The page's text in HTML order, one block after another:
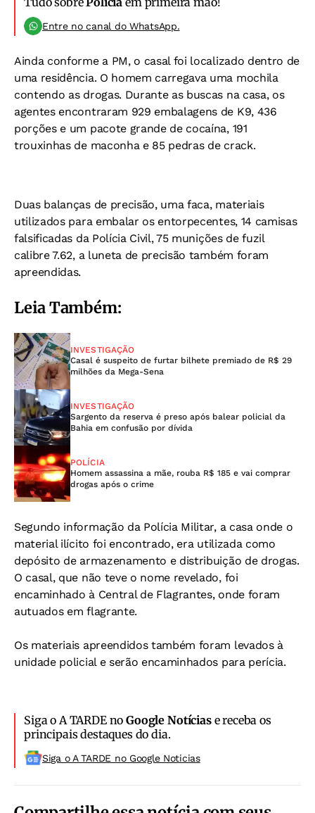
Entre no canal do WhatsApp.
Ainda conforme a PM, o casal foi localizado dentro de
uma residência. O homem carregava uma mochila
contendo as drogas. Durante as buscas na casa, os
agentes encontraram 929 embalagens de K9, 436
porções e um pacote grande de cocaína, 191
trouxinhas de maconha e 85 pedras de crack.
Duas balanças de precisão, uma faca, materiais
utilizados para embalar os entorpecentes, 14 camisas
falsificadas da Polícia Civil, 75 munições de fuzil
calibre 7.62, a luneta de precisão também foram
apreendidas.
Leia Também:
INVESTIGAÇÃO
Casal é suspeito de furtar bilhete premiado de R$ 29
milhões da Mega-Sena
INVESTIGAÇÃO
Sargento da reserva é preso após balear policial da
Bahia em confusão por dívida
POLÍCIA
Homem assassina a mãe, rouba R$ 185 e vai comprar
drogas após o crime
Segundo informação da Polícia Militar, a casa onde o
material ilícito foi encontrado, era utilizada como
depósito de armazenamento e distribuição de drogas.
O casal, que não teve o nome revelado, foi
encaminhado à Central de Flagrantes, onde foram
autuados em flagrante.
Os materiais apreendidos também foram levados à
unidade policial e serão encaminhados para perícia.
Siga o A TARDE noGoogle Notíciase receba os
principais destaques do dia.
Siga o A TARDE no Google Noticias